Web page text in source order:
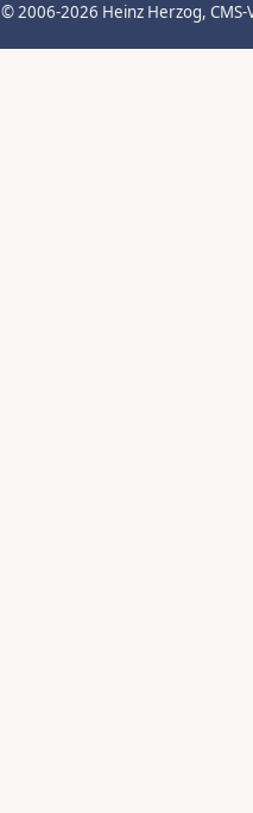
© 2006-2026 Heinz Herzog,